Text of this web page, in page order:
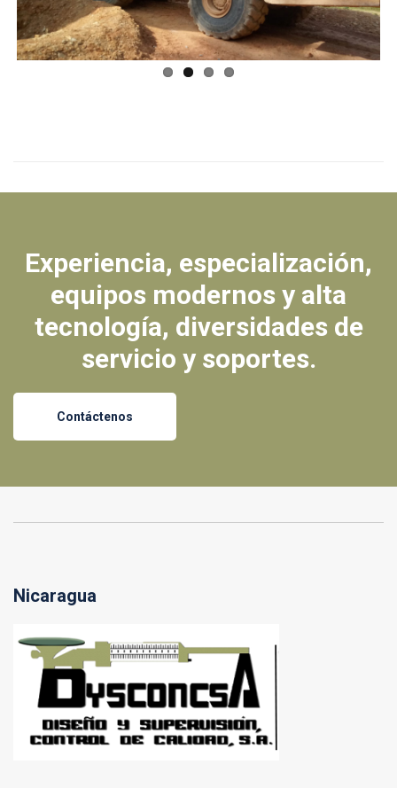
ous
Experiencia, especialización,
equipos modernos y alta
tecnología, diversidades de
servicio y soportes.
Contáctenos
Nicaragua